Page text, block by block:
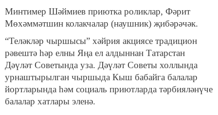
Минтимер Шәймиев приютка роликлар, Фәрит
Мөхәммәтшин колакчалар (наушник) җибәрәчәк.
“Теләкләр чыршысы” хәйрия акциясе традицион
рәвештә һәр елны Яңа ел алдыннан Татарстан
Дәүләт Советында уза. Дәүләт Советы холлында
урнаштырылган чыршыда Кыш бабайга балалар
йортларында һәм социаль приютларда тәрбияләнүче
балалар хатлары эленә.